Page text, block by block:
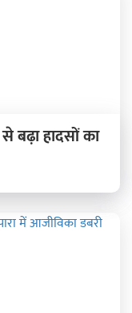
बढ़ा हादसों का